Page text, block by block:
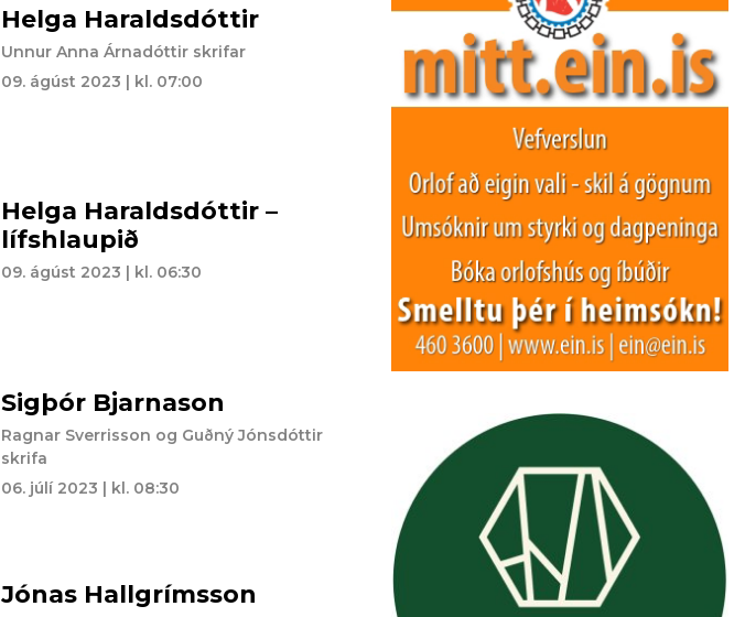
Helga Haraldsdóttir
Unnur Anna Árnadóttir skrifar
09. ágúst 2023 | kl. 07:00
Helga Haraldsdóttir –
lífshlaupið
09. ágúst 2023 | kl. 06:30
Sigþór Bjarnason
Ragnar Sverrisson og Guðný Jónsdóttir
skrifa
06. júlí 2023 | kl. 08:30
Jónas Hallgrímsson